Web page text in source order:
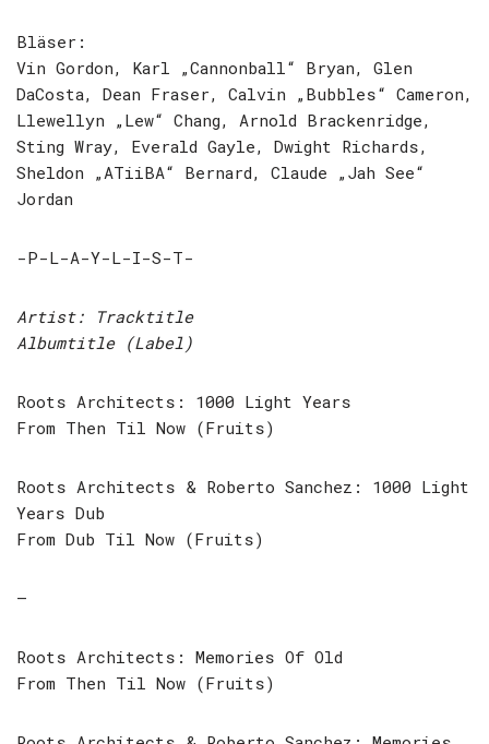
Bläser:
Vin Gordon, Karl „Cannonball“ Bryan, Glen
DaCosta, Dean Fraser, Calvin „Bubbles“ Cameron,
Llewellyn „Lew“ Chang, Arnold Brackenridge,
Sting Wray, Everald Gayle, Dwight Richards,
Sheldon „ATiiBA“ Bernard, Claude „Jah See“
Jordan
-P-L-A-Y-L-I-S-T-
Artist: Tracktitle
Albumtitle (Label)
Roots Architects: 1000 Light Years
From Then Til Now (Fruits)
Roots Architects & Roberto Sanchez: 1000 Light
Years Dub
From Dub Til Now (Fruits)
–
Roots Architects: Memories Of Old
From Then Til Now (Fruits)